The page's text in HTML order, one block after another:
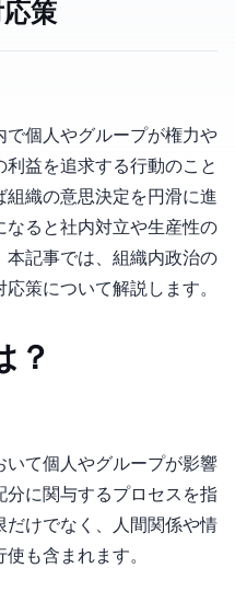
策
個人やグループが権力や
益を追求する行動のこと
組織の意思決定を円滑に進
ると社内対立や生産性の
記事では、組織内政治の
策について解説します。
？
職場において個人やグループが影響
分に関与するプロセスを指
だけでなく、人間関係や情
も含まれます。